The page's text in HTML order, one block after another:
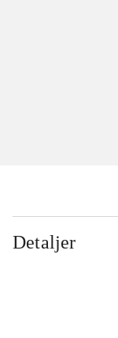
Detaljer